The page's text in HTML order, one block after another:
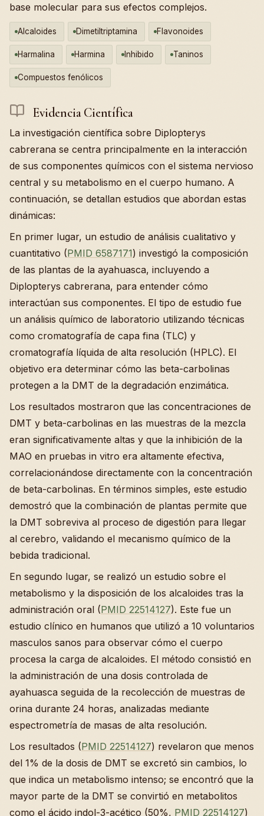
base molecular para sus efectos complejos.
Alcaloides Dimetiltriptamina Flavonoides
Harmalina Harmina Inhibido Taninos
Compuestos fenólicos
Evidencia Científica
La investigación científica sobre Diplopterys
cabrerana se centra principalmente en la interacción
de sus componentes químicos con el sistema nervioso
central y su metabolismo en el cuerpo humano. A
continuación, se detallan estudios que abordan estas
dinámicas:
En primer lugar, un estudio de análisis cualitativo y
cuantitativo (PMID 6587171) investigó la composición
de las plantas de la ayahuasca, incluyendo a
Diplopterys cabrerana, para entender cómo
interactúan sus componentes. El tipo de estudio fue
un análisis químico de laboratorio utilizando técnicas
como cromatografía de capa fina (TLC) y
cromatografía líquida de alta resolución (HPLC). El
objetivo era determinar cómo las beta-carbolinas
protegen a la DMT de la degradación enzimática.
Los resultados mostraron que las concentraciones de
DMT y beta-carbolinas en las muestras de la mezcla
eran significativamente altas y que la inhibición de la
MAO en pruebas in vitro era altamente efectiva,
correlacionándose directamente con la concentración
de beta-carbolinas. En términos simples, este estudio
demostró que la combinación de plantas permite que
la DMT sobreviva al proceso de digestión para llegar
al cerebro, validando el mecanismo químico de la
bebida tradicional.
En segundo lugar, se realizó un estudio sobre el
metabolismo y la disposición de los alcaloides tras la
administración oral (PMID 22514127). Este fue un
estudio clínico en humanos que utilizó a 10 voluntarios
masculos sanos para observar cómo el cuerpo
procesa la carga de alcaloides. El método consistió en
la administración de una dosis controlada de
ayahuasca seguida de la recolección de muestras de
orina durante 24 horas, analizadas mediante
espectrometría de masas de alta resolución.
Los resultados (PMID 22514127) revelaron que menos
del 1% de la dosis de DMT se excretó sin cambios, lo
que indica un metabolismo intenso; se encontró que la
mayor parte de la DMT se convirtió en metabolitos
como el ácido indol-3-acético (50%, PMID 22514127)